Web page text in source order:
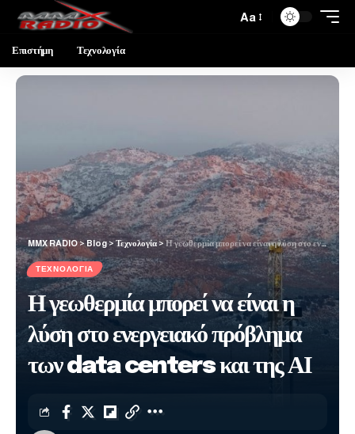
Aa
Επιστήμη Τεχνολογία
MMX RADIO> Blog>Τεχνολογία> Η γεωθερμία μπορεί να είναι η λύση στο ενεργειακό πρόβλημα των data centers και της ΑΙ
ΤΕΧΝΟΛΟΓΊΑ
Η γεωθερμία μπορεί να είναι η
λύση στο ενεργειακό πρόβλημα
των data centers και της ΑΙ